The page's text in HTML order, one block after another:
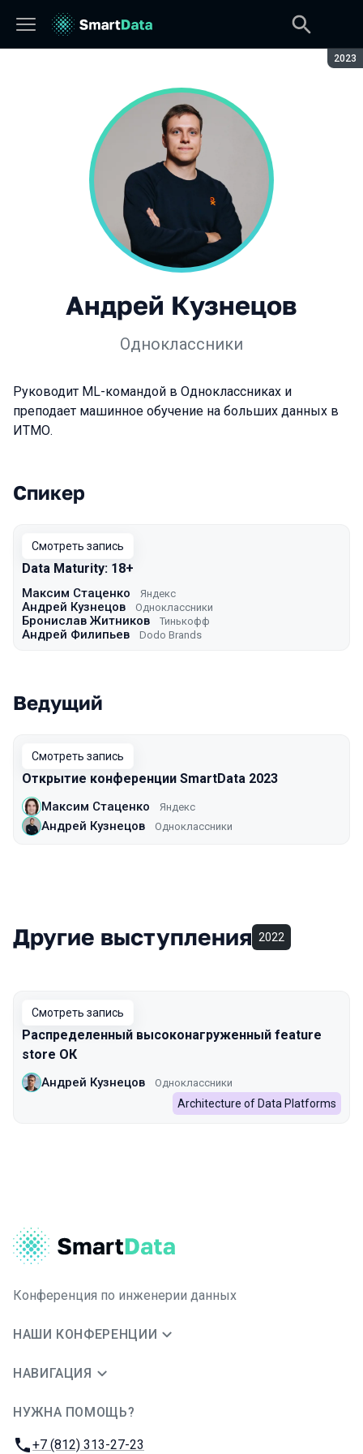
2023
Андрей Кузнецов
Одноклассники
Руководит ML-командой в Одноклассниках и
преподает машинное обучение на больших данных в
ИТМО.
Выступления в сезоне 2023
Спикер
Смотреть запись
Data Maturity: 18+
Максим Стаценко Яндекс
Андрей Кузнецов Одноклассники
Бронислав Житников Тинькофф
Андрей Филипьев Dodo Brands
Ведущий
Смотреть запись
Открытие конференции SmartData 2023
Максим Стаценко Яндекс
Андрей Кузнецов Одноклассники
Другие выступления 2022
Смотреть запись
Распределенный высоконагруженный feature
store ОК
Андрей Кузнецов Одноклассники
Architecture of Data Platforms
Конференция по инженерии данных
НАШИ КОНФЕРЕНЦИИ
НАВИГАЦИЯ
НУЖНА ПОМОЩЬ?
Телефон:
+7 (812) 313-27-23